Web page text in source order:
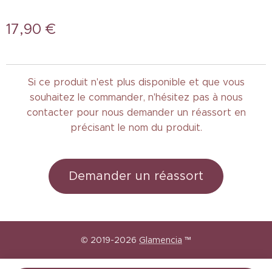
17,90 €
Si ce produit n'est plus disponible et que vous
souhaitez le commander, n'hésitez pas à nous
contacter pour nous demander un réassort en
précisant le nom du produit.
Demander un réassort
© 2019-2026 Glamencia ™